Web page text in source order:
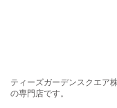
ティーズガーデンスクエア
の専門店です。